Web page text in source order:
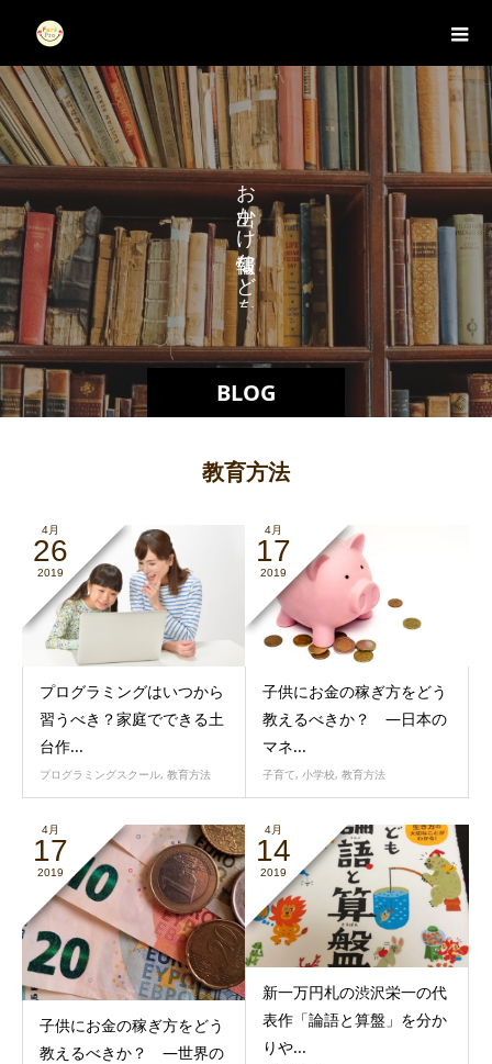
BLOG
お
か
け
な
ど
を
教育方法
4月
26
2019
プログラミングはいつから
習うべき？家庭でできる土
台作...
プログラミングスクール, 教育方法
4月
17
2019
子供にお金の稼ぎ方をどう
教えるべきか？ ―日本の
マネ...
子育て, 小学校, 教育方法
4月
17
2019
子供にお金の稼ぎ方をどう
教えるべきか？ ―世界の
4月
14
2019
新一万円札の渋沢栄一の代
表作「論語と算盤」を分か
りや...